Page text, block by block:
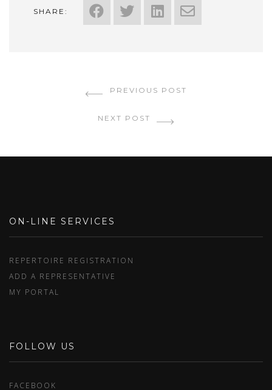
SHARE:
PREVIOUS POST
NEXT POST
ON-LINE SERVICES
REPERTOIRE REGISTRATION
ADD A REPRESENTATIVE
MY PORTAL
FOLLOW US
FACEBOOK